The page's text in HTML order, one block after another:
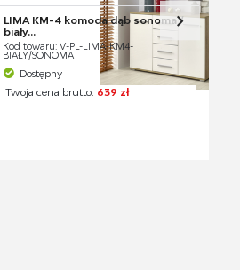
LIMA KM-4 komoda dąb sonoma /
biały...
Kod towaru: V-PL-LIMA-KM4-
BIAŁY/SONOMA
Dostępny
Twoja cena brutto: 639 zł